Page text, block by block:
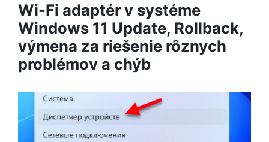
Wi-Fi adaptér v systéme
Windows 11 Update, Rollback,
výmena za riešenie rôznych
problémov a chýb